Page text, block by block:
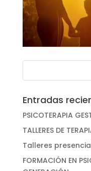
Entradas
PSICOTERAPIA
TALLERES DE
Talleres
FORMACIÓN EN